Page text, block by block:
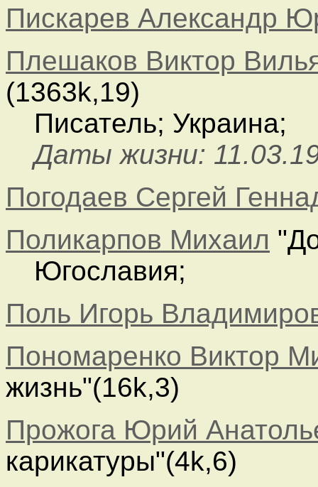
Пискарев Александр
Плешаков Виктор
(1363k,19)
Писатель; Украина;
Даты жизни:
Погодаев Сергей
Поликарпов Михаил
Югославия;
Поль Игорь
Пономаренко Виктор
жизнь"(16k,3)
Прожога Юрий
карикатуры"(4k,6)